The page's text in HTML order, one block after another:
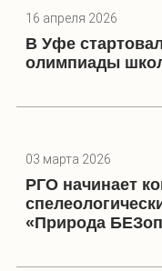
16 апреля 2026
В Уфе
олимпиады
03 марта 2026
РГО начинает
«Природа